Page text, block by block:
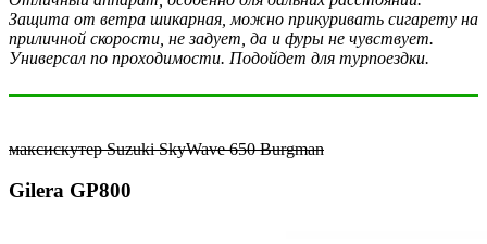
Защита от ветра шикарная, можно прикуривать сигарету на
приличной скорости, не задует, да и фуры не чувствует.
Универсал по проходимости. Подойдет для турпоездки.
максискутер Suzuki SkyWave 650 Burgman
Gilera GP800